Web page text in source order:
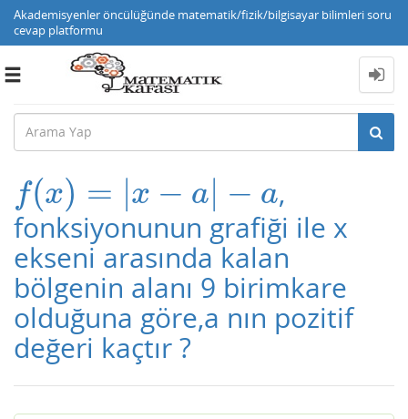
Akademisyenler öncülüğünde matematik/fizik/bilgisayar bilimleri soru
cevap platformu
Toggle
f(x) = x − a − a
f(x)=| x− |−a
,
fonksiyonunun grafiği ile x
ekseni arasında kalan
bölgenin alanı 9 birimkare
olduğuna göre,a nın pozitif
değeri kaçtır ?